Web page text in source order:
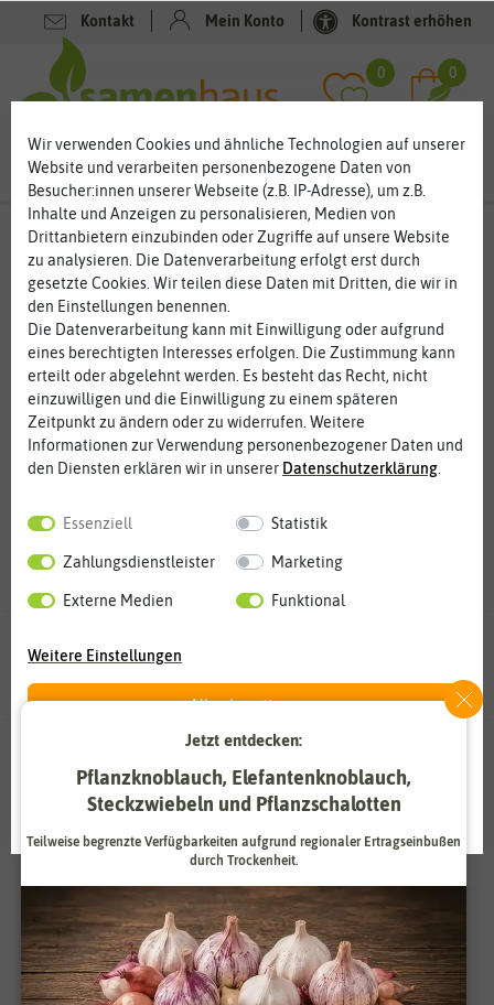
Kontakt Mein Konto Kontrast erhöhen
0 0
Chinakohlsamen – Saatgut für einen
Neuling
All zu lange gibt es den Chinakohl in Deutschland noch nicht.
Der frische, leckere Geschmack hat ihn aber schnell populär
gemacht. Dabei ist der Chinakohl sehr bekömmlich, mild und
gesund. Im eigenen Garten lässt er sich gut kultivieren, denn der
Chinakohl benötigt nicht so viel Pflege wie andere Kohlsorten.
Im kühlen Keller hält sich der Kohl fast über den ganzen Winter
und ist eine tolle Ergänzung für den winterlichen Speiseplan.
-50%
BIO
Filter
Wir verwenden Cookies und ähnliche Technologien auf unserer
Website und verarbeiten personenbezogene Daten von
Besucher:innen unserer Webseite (z.B. IP-Adresse), um z.B.
Inhalte und Anzeigen zu personalisieren, Medien von
Drittanbietern einzubinden oder Zugriffe auf unsere Website
zu analysieren. Die Datenverarbeitung erfolgt erst durch
gesetzte Cookies. Wir teilen diese Daten mit Dritten, die wir in
den Einstellungen benennen.
Die Datenverarbeitung kann mit Einwilligung oder aufgrund
eines berechtigten Interesses erfolgen. Die Zustimmung kann
erteilt oder abgelehnt werden. Es besteht das Recht, nicht
einzuwilligen und die Einwilligung zu einem späteren
Zeitpunkt zu ändern oder zu widerrufen. Weitere
Informationen zur Verwendung personenbezogener Daten und
den Diensten erklären wir in unserer Daten­schutz­erklärung
Essenziell Statistik
Zahlungsdienstleister Marketing
Externe Medien Funktional
Weitere Einstellungen
Alle akzeptieren
Auswahl akzeptieren
Jetzt entdecken:
Pflanzknoblauch, Elefantenknoblauch,
Steckzwiebeln und Pflanzschalotten
Teilweise begrenzte Verfügbarkeiten aufgrund regionaler Ertragseinbußen
durch Trockenheit.